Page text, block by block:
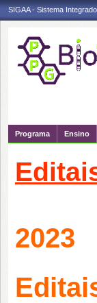
SIGAA - Sistema
Programa Ensino
2023